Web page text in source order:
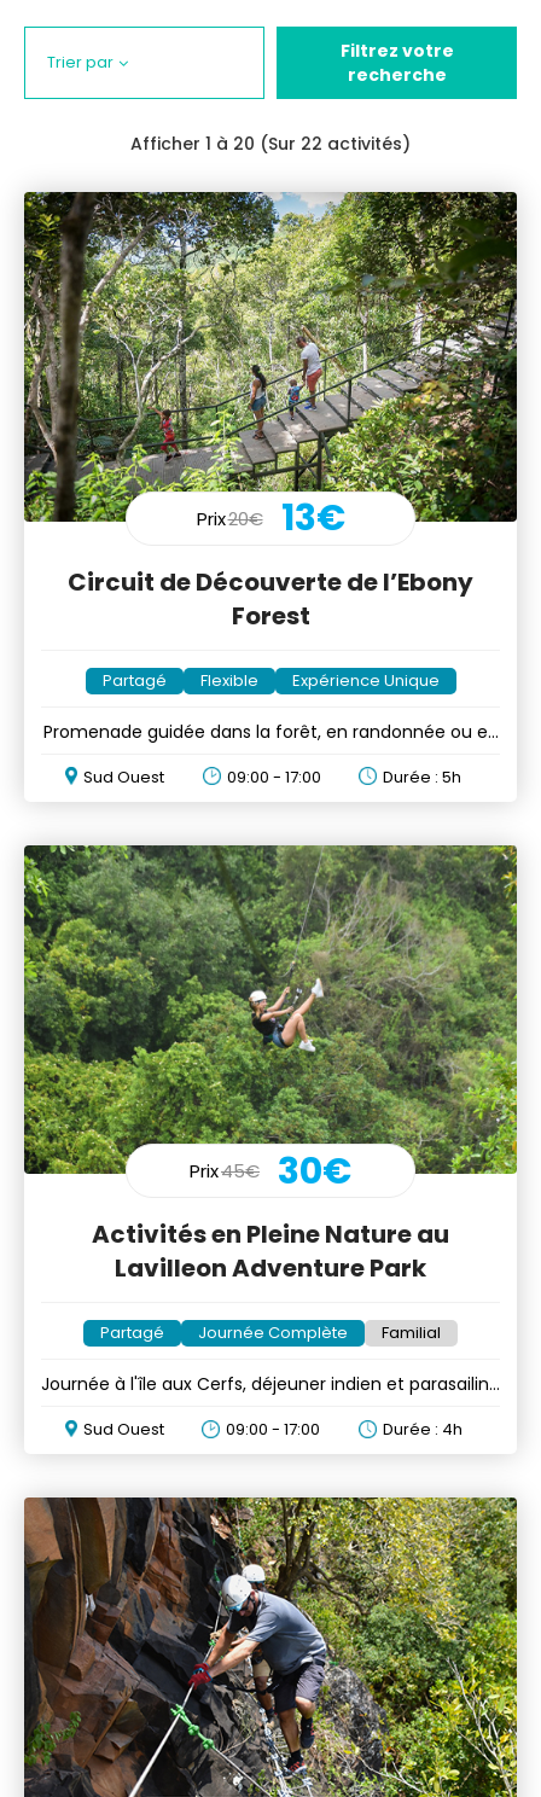
Trier par
Filtrez votre
recherche
Afficher 1 à 20 (Sur 22 activités)
Prix20€ 13€
Circuit de Découverte de l’Ebony
Forest
Partagé Flexible Expérience Unique
Promenade guidée dans la forêt, en randonnée ou en
Sud Ouest 09:00 - 17:00 Durée : 5h
Prix45€ 30€
Activités en Pleine Nature au
Lavilleon Adventure Park
Partagé Journée Complète Familial
Journée à l'île aux Cerfs, déjeuner indien et parasailing
Sud Ouest 09:00 - 17:00 Durée : 4h